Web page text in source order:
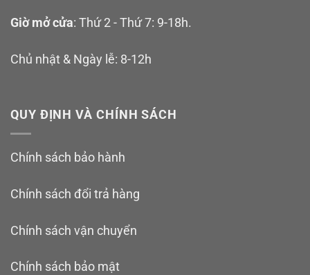
Giờ mở cửa: Thứ 2 - Thứ 7: 9-18h.
Chủ nhật & Ngày lễ: 8-12h
QUY ĐỊNH VÀ CHÍNH SÁCH
Chính sách bảo hành
Chính sách đổi trả hàng
Chính sách vận chuyển
Chính sách bảo mật